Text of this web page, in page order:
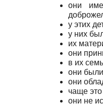
они
у этих
у них
их
они
в их
они
они
чаще
они не